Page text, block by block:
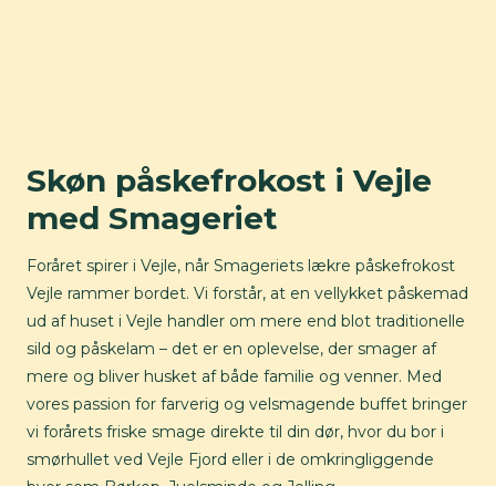
Skøn påskefrokost i Vejle
med Smageriet
Foråret spirer i Vejle, når Smageriets lækre påskefrokost
Vejle rammer bordet. Vi forstår, at en vellykket påskemad
ud af huset i Vejle handler om mere end blot traditionelle
sild og påskelam – det er en oplevelse, der smager af
mere og bliver husket af både familie og venner. Med
vores passion for farverig og velsmagende buffet bringer
vi forårets friske smage direkte til din dør, hvor du bor i
smørhullet ved Vejle Fjord eller i de omkringliggende